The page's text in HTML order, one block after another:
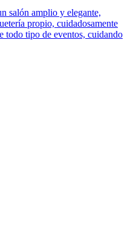
salón amplio y elegante,
propio, cuidadosamente
todo tipo de eventos, cuidando